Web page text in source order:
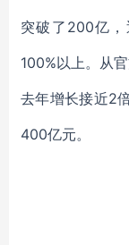
突破了200亿
100%以上。从
去年增长接近2
400亿元。